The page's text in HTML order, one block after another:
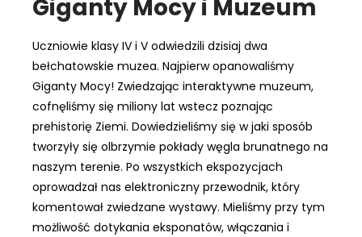
Giganty Mocy i Muzeum
Uczniowie klasy IV i V odwiedzili dzisiaj dwa
bełchatowskie muzea. Najpierw opanowaliśmy
Giganty Mocy! Zwiedzając interaktywne muzeum,
cofnęliśmy się miliony lat wstecz poznając
prehistorię Ziemi. Dowiedzieliśmy się w jaki sposób
tworzyły się olbrzymie pokłady węgla brunatnego na
naszym terenie. Po wszystkich ekspozycjach
oprowadzał nas elektroniczny przewodnik, który
komentował zwiedzane wystawy. Mieliśmy przy tym
możliwość dotykania eksponatów, włączania i